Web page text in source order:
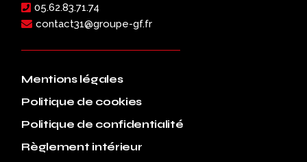
05.62.83.71.74
contact31@groupe-gf.fr
Mentions légales
Politique de cookies
Politique de confidentialité
Règlement intérieur